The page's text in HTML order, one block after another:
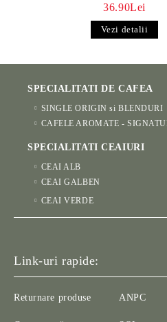
36.90Lei
Vezi detalii
SPECIALITATI DE CAFEA
SINGLE ORIGIN si BLENDURI
CAFELE AROMATE -
SPECIALITATI CEAIURI
CEAI ALB
CEAI GALBEN
CEAI VERDE
Link-uri rapide:
Returnare produse ANPC